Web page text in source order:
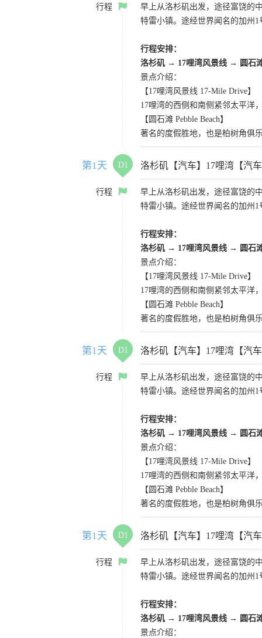
行程
早上从洛杉矶出发，途径富饶的
特雷小镇。途经世界闻名的加州
行程安排：
洛杉矶 → 17哩湾风景线 → 圆石
景点介绍：
【17哩湾风景线 17-Mile Drive】
17哩湾的西侧和南侧紧邻太平洋
【圆石滩 Pebble Beach】
著名的度假胜地，也是柏树角俱
第1天 D1 洛杉矶【汽车】17哩湾【汽
行程
早上从洛杉矶出发，途径富饶的
特雷小镇。途经世界闻名的加州
行程安排：
洛杉矶 → 17哩湾风景线 → 圆石
景点介绍：
【17哩湾风景线 17-Mile Drive】
17哩湾的西侧和南侧紧邻太平洋
【圆石滩 Pebble Beach】
著名的度假胜地，也是柏树角俱
第1天 D1 洛杉矶【汽车】17哩湾【汽
行程
早上从洛杉矶出发，途径富饶的
特雷小镇。途经世界闻名的加州
行程安排：
洛杉矶 → 17哩湾风景线 → 圆石
景点介绍：
【17哩湾风景线 17-Mile Drive】
17哩湾的西侧和南侧紧邻太平洋
【圆石滩 Pebble Beach】
著名的度假胜地，也是柏树角俱
第1天 D1 洛杉矶【汽车】17哩湾【汽
行程
早上从洛杉矶出发，途径富饶的
特雷小镇。途经世界闻名的加州
行程安排：
洛杉矶 → 17哩湾风景线 → 圆石
景点介绍：